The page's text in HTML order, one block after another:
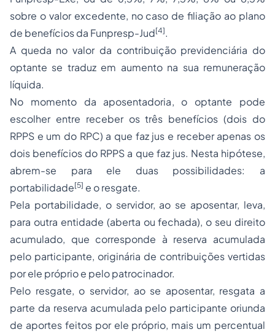
sobre o valor excedente, no caso de filiação ao plano
de benefícios da Funpresp-Jud[4].
A queda no valor da contribuição previdenciária do
optante se traduz em aumento na sua remuneração
líquida.
No momento da aposentadoria, o optante pode
escolher entre receber os três benefícios (dois do
RPPS e um do RPC) a que faz jus e receber apenas os
dois benefícios do RPPS a que faz jus. Nesta hipótese,
abrem-se para ele duas possibilidades: a
portabilidade[5] e o resgate.
Pela portabilidade, o servidor, ao se aposentar, leva,
para outra entidade (aberta ou fechada), o seu direito
acumulado, que corresponde à reserva acumulada
pelo participante, originária de contribuições vertidas
por ele próprio e pelo patrocinador.
Pelo resgate, o servidor, ao se aposentar, resgata a
parte da reserva acumulada pelo participante oriunda
de aportes feitos por ele próprio, mais um percentual